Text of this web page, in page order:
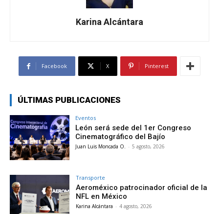
Karina Alcántara
Facebook X Pinterest
ÚLTIMAS PUBLICACIONES
Eventos
León será sede del 1er Congreso
Cinematográfico del Bajío
Juan Luis Moncada O. - 5 agosto, 2026
Transporte
Aeroméxico patrocinador oficial de la
NFL en México
Karina Alcántara - 4 agosto, 2026